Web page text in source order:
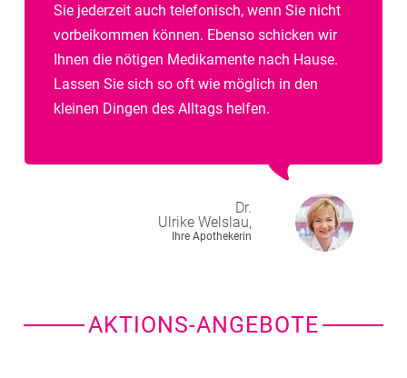
Sie jederzeit auch telefonisch, wenn Sie nicht
vorbeikommen können. Ebenso schicken wir
Ihnen die nötigen Medikamente nach Hause.
Lassen Sie sich so oft wie möglich in den
kleinen Dingen des Alltags helfen.
Dr.
Ulrike Welslau,
Ihre Apothekerin
AKTIONS-ANGEBOTE